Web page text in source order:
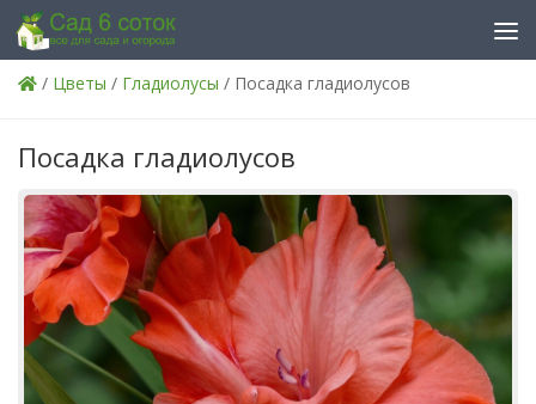
Skip to content
/ Цветы / Гладиолусы / Посадка гладиолусов
Посадка гладиолусов